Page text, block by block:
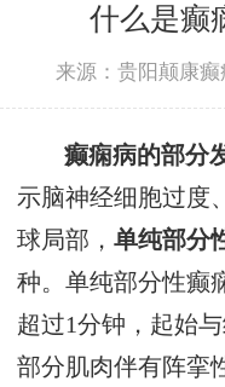
什么是癫
来源：贵阳颠康
癫痫病的部分
示脑神经细胞过度
球局部， 单纯部分
种。单纯部分性癫
超过1分钟，起始
部分肌肉伴有阵挛